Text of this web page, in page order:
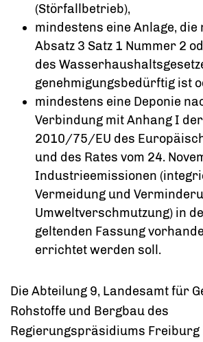
(Störfallbetrieb),
mindestens eine Anlage, die
Absatz 3 Satz 1 Nummer 2
des
genehmigungsbedürftig ist
mindestens eine Deponie
Verbindung mit Anhang I
2010/75/EU des
und des Rates vom 24.
Industrieemissionen
Vermeidung und
Umweltverschmutzung) in
geltenden Fassung
errichtet werden soll.
Die Abteilung 9, Landesamt für
Rohstoffe und Bergbau des
Regierungspräsidiums